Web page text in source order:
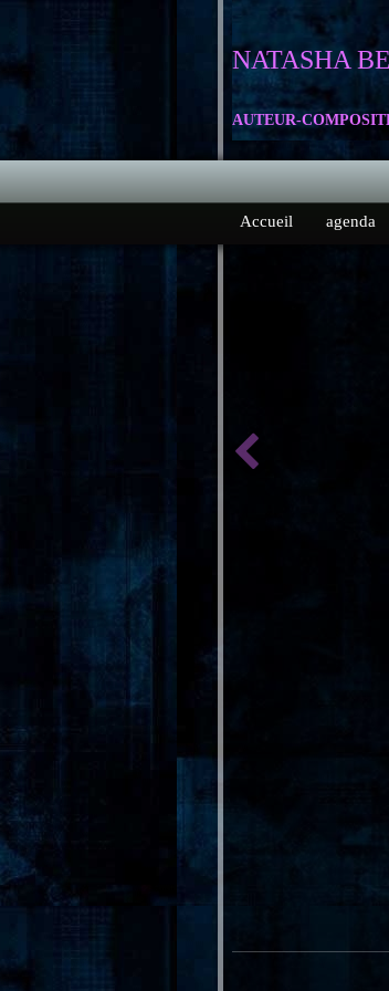
NATASHA
AUTEUR-
Accueil agenda